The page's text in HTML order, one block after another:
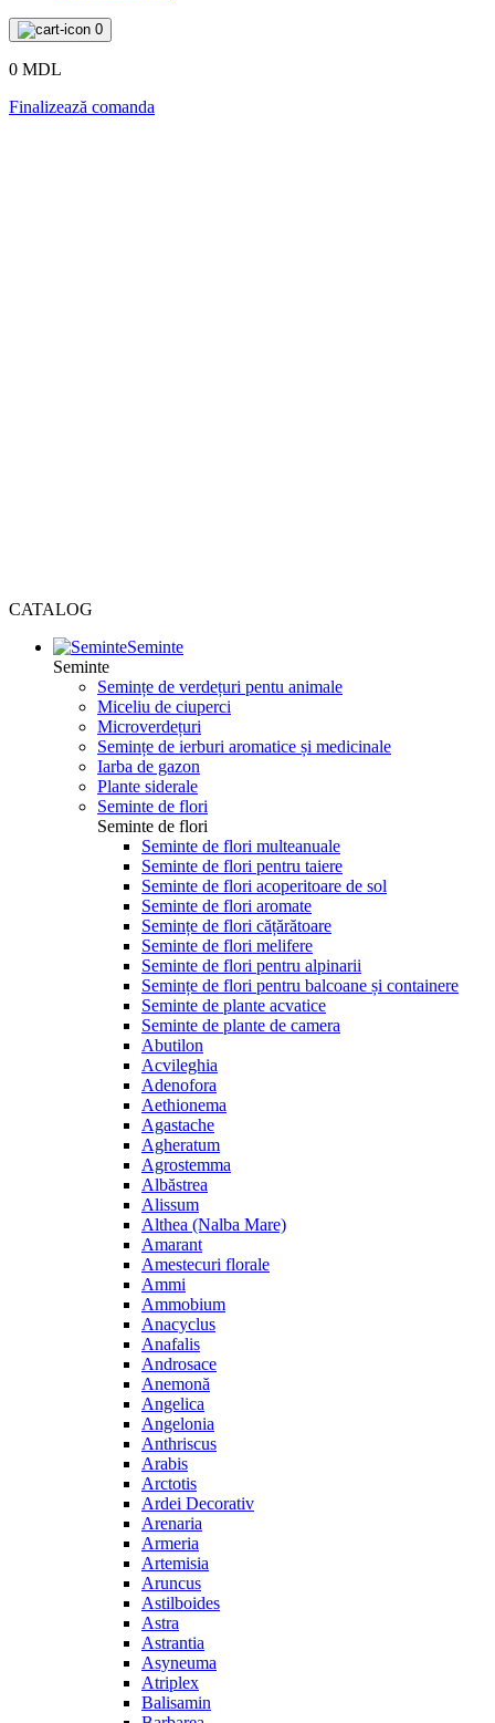
0
0 MDL
Finalizează comanda
CATALOG
Seminte
Seminte
Semințe de verdețuri pentu animale
Miceliu de ciuperci
Microverdețuri
Semințe de ierburi aromatice și medicinale
Iarba de gazon
Plante siderale
Seminte de flori
Seminte de flori
Seminte de flori multeanuale
Seminte de flori pentru taiere
Seminte de flori acoperitoare de sol
Seminte de flori aromate
Semințe de flori cățărătoare
Seminte de flori melifere
Seminte de flori pentru alpinarii
Semințe de flori pentru balcoane și containere
Seminte de plante acvatice
Seminte de plante de camera
Abutilon
Acvileghia
Adenofora
Aethionema
Agastache
Agheratum
Agrostemma
Albăstrea
Alissum
Althea (Nalba Mare)
Amarant
Amestecuri florale
Ammi
Ammobium
Anacyclus
Anafalis
Androsace
Anemonă
Angelica
Angelonia
Anthriscus
Arabis
Arctotis
Ardei Decorativ
Arenaria
Armeria
Artemisia
Aruncus
Astilboides
Astra
Astrantia
Asyneuma
Atriplex
Balisamin